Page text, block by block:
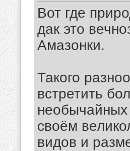
Вот где
дак это
Амазонки.
Такого
встретить
своём
видов и